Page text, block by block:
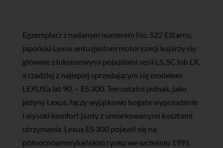
Egzemplarz z nadanym numerem No. 522 Elitarny,
japoński Lexus entuzjastom motoryzacji kojarzy się
głównie z luksusowymi pojazdami serii LS, SC lub LX,
a rzadziej z najlepiej sprzedającym się modelem
LEXUS’a lat 90. – ES 300. Ten ostatni jednak, jako
jedyny Lexus, łączy wyjątkowo bogate wyposażenie
i wysoki komfort jazdy z umiarkowanymi kosztami
utrzymania. Lexus ES 300 pojawił się na
północnoamerykańskim rynku we wrześniu 1991